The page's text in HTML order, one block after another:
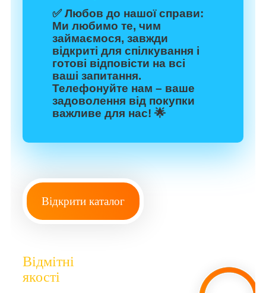
✅Любов до нашої справи:
Ми любимо те, чим
займаємося, завжди
відкриті для спілкування і
готові відповісти на всі
ваші запитання.
Телефонуйте нам – ваше
задоволення від покупки
важливе для нас! 🌟
Відкрити каталог
Відмітні
якості